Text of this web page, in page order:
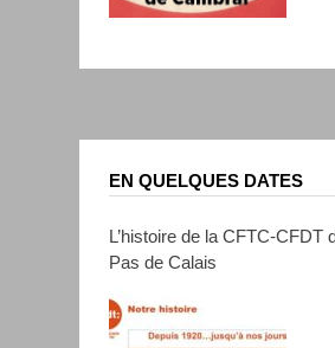
EN QUELQUES DATES
L’histoire de la CFTC-CFDT
Pas de Calais